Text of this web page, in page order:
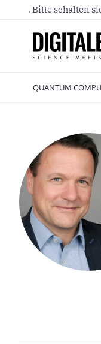
. Bitte schalten
QUANTUM